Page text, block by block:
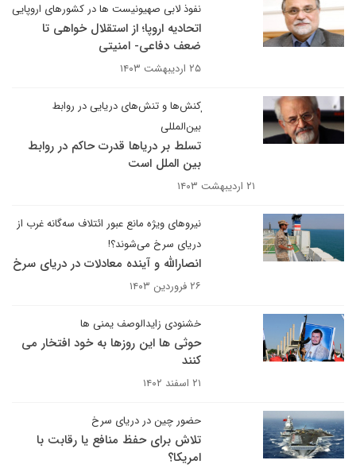
نفوذ لابی صهیونیست ها در کشورهای اروپایی
اتحادیه اروپا؛ از استقلال خواهی تا
ضعف دفاعی- امنیتی
۲۵ اردیبهشت ۱۴۰۳
ٖکنش‌ها و تنش‌های دریایی در روابط
بین‌المللی
تسلط بر دریاها قدرت حاکم در روابط
بین الملل است
۲۱ اردیبهشت ۱۴۰۳
نیروهای ویژه مانع عبور ائتلاف سه‌گانه غرب از
دریای سرخ می‌شوند؟!
انصارالله و آینده معادلات در دریای سرخ
۲۶ فروردین ۱۴۰۳
خشنودی زایدالوصف یمنی ها
حوثی ها این روزها به خود افتخار می
کنند
۲۱ اسفند ۱۴۰۲
حضور چین در دریای سرخ
تلاش برای حفظ منافع یا رقابت با
امریکا؟